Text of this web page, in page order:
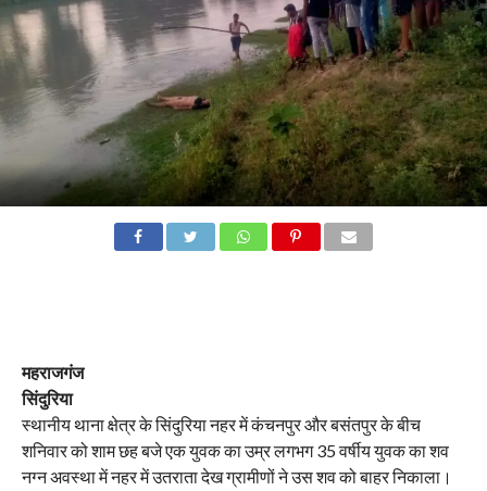
महराजगंज
सिंदुरिया
स्थानीय थाना क्षेत्र के सिंदुरिया नहर में कंचनपुर और बसंतपुर के बीच
शनिवार को शाम छह बजे एक युवक का उम्र लगभग 35 वर्षीय युवक का शव
नग्न अवस्था में नहर में उतराता देख ग्रामीणों ने उस शव को बाहर निकाला।